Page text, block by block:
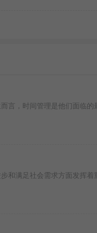
言，时间管理是他们面临的
满足社会需求方面发挥着